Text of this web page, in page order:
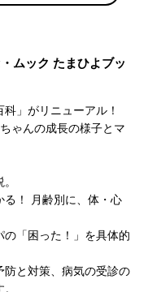
ムック たまひよブッ
」がリニューアル！
ゃんの成長の様子とマ
る！ 月齢別に、体・心
「困った！」を具体的
と対策、病気の受診の